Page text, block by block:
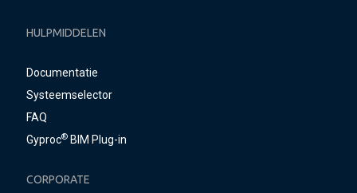
HULPMIDDELEN
Documentatie
Systeemselector
FAQ
Gyproc® BIM Plug-in
CORPORATE